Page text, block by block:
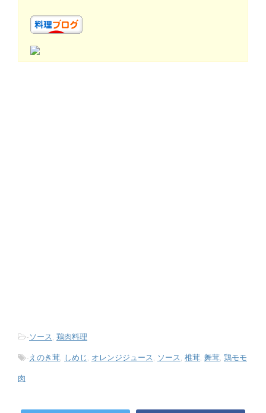
-ソース, 鶏肉料理
-えのき茸, しめじ, オレンジジュース, ソース, 椎茸, 舞茸, 鶏モモ
肉